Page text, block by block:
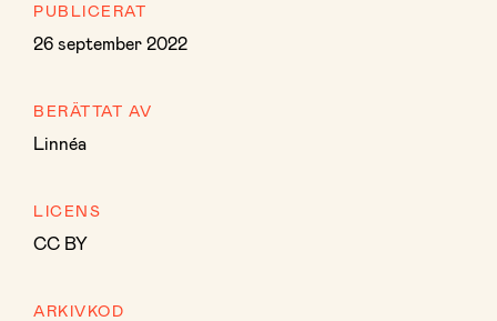
PUBLICERAT
26 september 2022
BERÄTTAT AV
Linnéa
LICENS
CC BY
ARKIVKOD